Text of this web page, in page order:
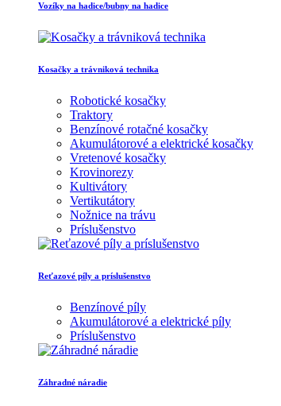
Vozíky na hadice/bubny na hadice
Kosačky a trávniková technika
Robotické kosačky
Traktory
Benzínové rotačné kosačky
Akumulátorové a elektrické kosačky
Vretenové kosačky
Krovinorezy
Kultivátory
Vertikutátory
Nožnice na trávu
Príslušenstvo
Reťazové píly a príslušenstvo
Benzínové píly
Akumulátorové a elektrické píly
Príslušenstvo
Záhradné náradie